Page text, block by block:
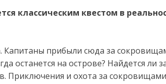
классическим квестом в
Капитаны прибыли сюда за
останется на острове? Найдется ли
Приключения и охота за